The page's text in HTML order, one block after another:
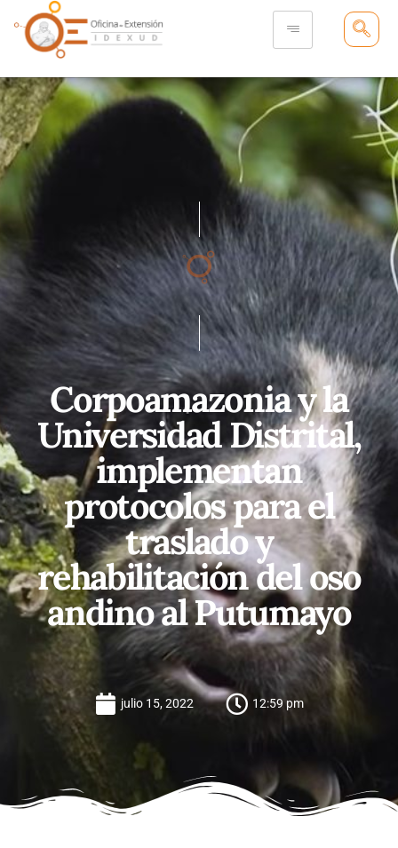
Corpoamazonia y la
Universidad Distrital,
implementan
protocolos para el
traslado y
rehabilitación del oso
andino al Putumayo
julio 15, 2022 12:59 pm